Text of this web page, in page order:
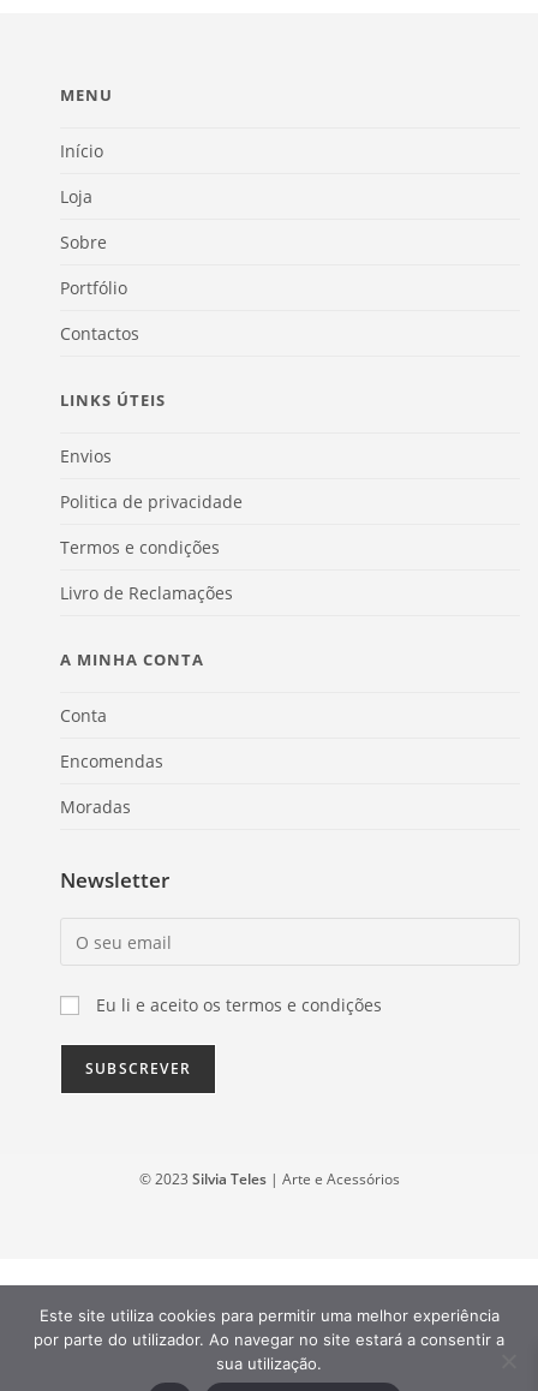
MENU
Início
Loja
Sobre
Portfólio
Contactos
LINKS ÚTEIS
Envios
Politica de privacidade
Termos e condições
Livro de Reclamações
A MINHA CONTA
Conta
Encomendas
Moradas
Newsletter
Eu li e aceito os termos e condições
© 2023 Silvia Teles| Arte e Acessórios
Este site utiliza cookies para permitir uma melhor experiência
por parte do utilizador. Ao navegar no site estará a consentir a
sua utilização.